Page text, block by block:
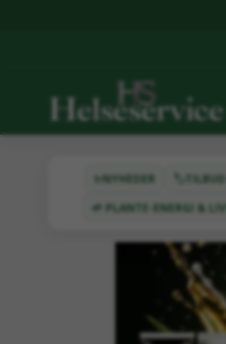
✨NYHEDER 🏷️TILBUD
🌱 PLANTE-ENERGI &